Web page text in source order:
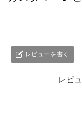
レビューを書く
レビ